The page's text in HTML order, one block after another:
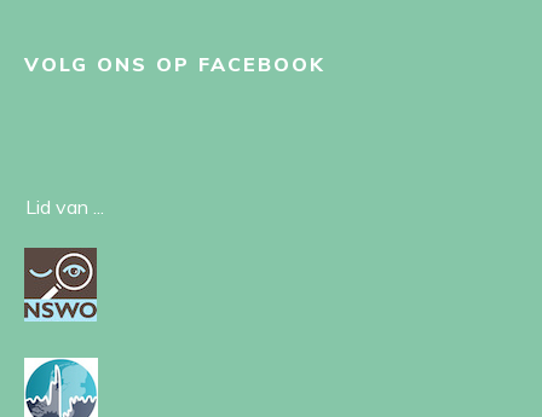
VOLG ONS OP FACEBOOK
Lid van ...